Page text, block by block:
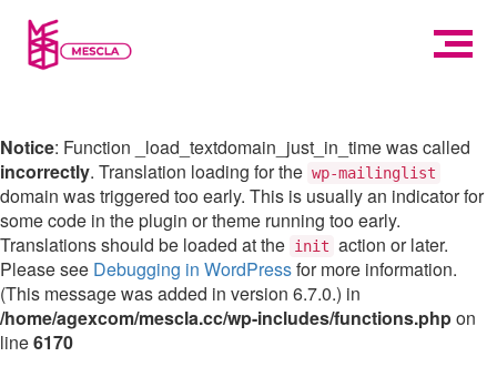
Notice: Function _load_textdomain_just_in_time was called
incorrectly. Translation loading for the wp-mailinglist
domain was triggered too early. This is usually an indicator for
some code in the plugin or theme running too early.
Translations should be loaded at the init action or later.
Please see Debugging in WordPressfor more information.
(This message was added in version 6.7.0.) in
/home/agexcom/mescla.cc/wp-includes/functions.phpon
line6170